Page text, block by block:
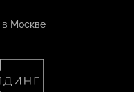
в Москве